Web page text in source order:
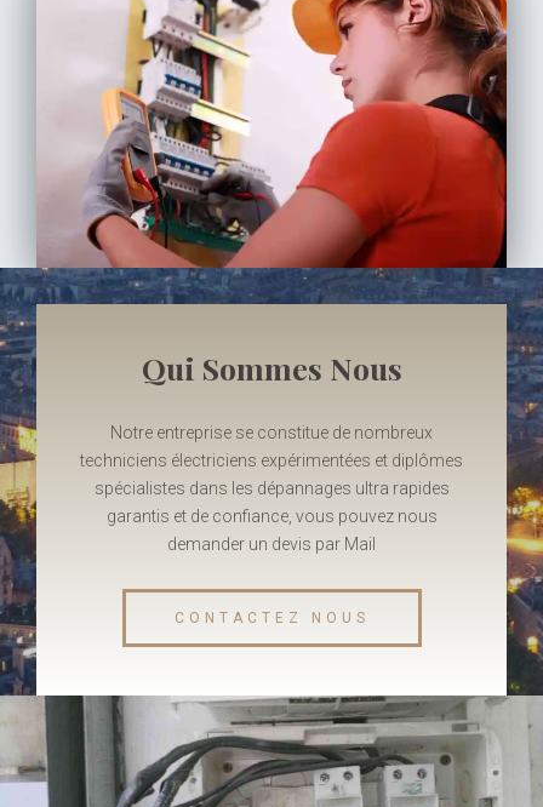
Qui Sommes Nous
Notre entreprise se constitue de nombreux
techniciens électriciens expérimentées et diplômes
spécialistes dans les dépannages ultra rapides
garantis et de confiance, vous pouvez nous
demander un devis par Mail
CONTACTEZ NOUS